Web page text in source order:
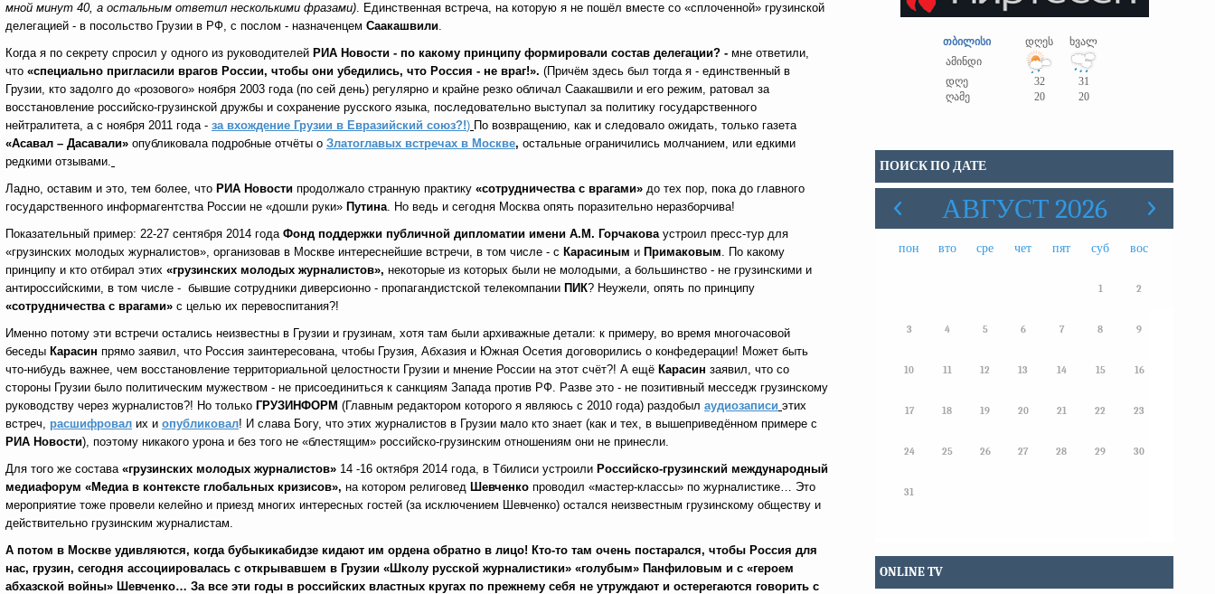
мной минут 40, а остальным ответил несколькими фразами). Единственная встреча, на которую я не пошёл вместе со «сплоченной» грузинской
делегацией - в посольство Грузии в РФ, с послом - назначенцем Саакашвили.
Когда я по секрету спросил у одного из руководителей РИА Новости - по какому принципу формировали состав делегации? - мне ответили,
что «специально пригласили врагов России, чтобы они убедились, что Россия - не враг!». (Причём здесь был тогда я - единственный в
Грузии, кто задолго до «розового» ноября 2003 года (по сей день) регулярно и крайне резко обличал Саакашвили и его режим, ратовал за
восстановление российско-грузинской дружбы и сохранение русского языка, последовательно выступал за политику государственного
нейтралитета, а с ноября 2011 года - за вхождение Грузии в Евразийский союз?!) По возвращению, как и следовало ожидать, только газета
«Асавал – Дасавали» опубликовала подробные отчёты о Златоглавых встречах в Москве, остальные ограничились молчанием, или едкими
редкими отзывами.
Ладно, оставим и это, тем более, что РИА Новости продолжало странную практику «сотрудничества с врагами» до тех пор, пока до главного
государственного информагентства России не «дошли руки» Путина. Но ведь и сегодня Москва опять поразительно неразборчива!
Показательный пример: 22-27 сентября 2014 года Фонд поддержки публичной дипломатии имени А.М. Горчаковаустроил пресс-тур для
«грузинских молодых журналистов», организовав в Москве интереснейшие встречи, в том числе - с Карасиным и Примаковым. По какому
принципу и кто отбирал этих «грузинских молодых журналистов», некоторые из которых были не молодыми, а большинство - не грузинскими и
антироссийскими, в том числе - бывшие сотрудники диверсионно - пропагандистской телекомпании ПИК? Неужели, опять по принципу
«сотрудничества с врагами» с целью их перевоспитания?!
Именно потому эти встречи остались неизвестны в Грузии и грузинам, хотя там были архиважные детали: к примеру, во время многочасовой
беседы Карасин прямо заявил, что Россия заинтересована, чтобы Грузия, Абхазия и Южная Осетия договорились о конфедерации! Может быть
что-нибудь важнее, чем восстановление территориальной целостности Грузии и мнение России на этот счёт?! А ещё Карасин заявил, что со
стороны Грузии было политическим мужеством - не присоединиться к санкциям Запада против РФ. Разве это - не позитивный месседж грузинскому
руководству через журналистов?! Но только ГРУЗИНФОРМ (Главным редактором которого я являюсь с 2010 года) раздобыл аудиозаписи этих
встреч, расшифровал их и опубликовал! И слава Богу, что этих журналистов в Грузии мало кто знает (как и тех, в вышеприведённом примере с
РИА Новости), поэтому никакого урона и без того не «блестящим» российско-грузинским отношениям они не принесли.
Для того же состава «грузинских молодых журналистов» 14 -16 октября 2014 года, в Тбилиси устроили Российско-грузинский международный
медиафорум «Медиа в контексте глобальных кризисов», на котором религовед Шевченко проводил «мастер-классы» по журналистике… Это
мероприятие тоже провели келейно и приезд многих интересных гостей (за исключением Шевченко) остался неизвестным грузинскому обществу и
действительно грузинским журналистам.
А потом в Москве удивляются, когда бубыкикабидзе кидают им ордена обратно в лицо! Кто-то там очень постарался, чтобы Россия для
нас, грузин, сегодня ассоциировалась с открывавшем в Грузии «Школу русской журналистики» «голубым» Панфиловым и с «героем
абхазской войны» Шевченко… За все эти годы в российских властных кругах по прежнему себя не утруждают и остерегаются говорить с
თბილისი დღეს
ხვალ
ამინდი
დღე
32
31
ღამე
20 20
ПОИСК ПО ДАТЕ
АВГУСТ 2026
пон вто сре чет пят суб вос
1 2
3 4 5 6 7 8 9
10 11 12 13 14 15 16
17 18 19 20 21 22 23
24 25 26 27 28 29 30
31
ONLINE TV